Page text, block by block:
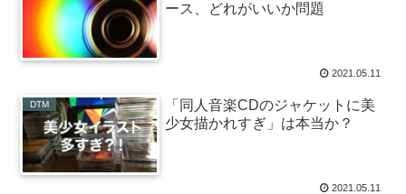
ース、どれがいいか問題
2021.05.11
DTM
「同人音楽CDのジャケットに美
少女描かれすぎ」は本当か？
2021.05.11